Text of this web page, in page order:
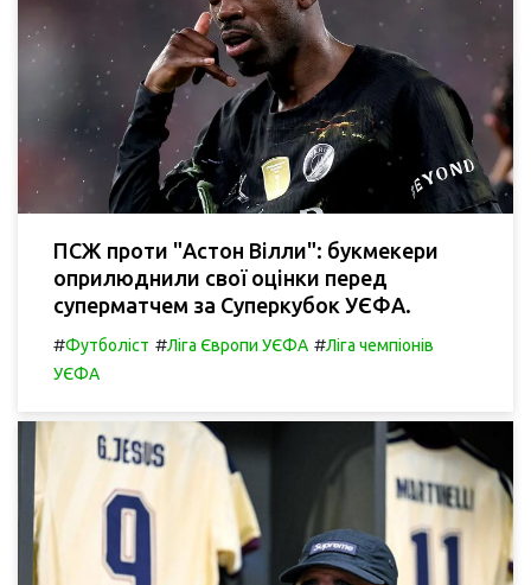
ПСЖ проти "Астон Вілли": букмекери
оприлюднили свої оцінки перед
суперматчем за Суперкубок УЄФА.
#Футболіст #Ліга Європи УЄФА #Ліга чемпіонів
УЄФА